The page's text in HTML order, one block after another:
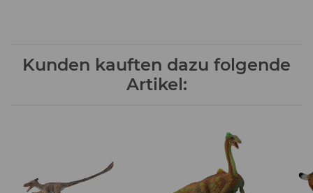
Kunden kauften dazu folgende
Artikel: